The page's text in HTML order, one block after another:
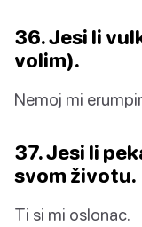
36. Jesi li
volim).
Nemoj mi
37. Jesi li
svom životu.
Ti si mi oslonac.